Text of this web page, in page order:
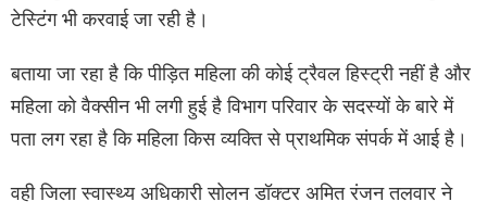
टेस्टिंग भी करवाई जा रही है।
बताया जा रहा है कि पीड़ित महिला की कोई ट्रैवल हिस्ट्री नहीं है और
महिला को वैक्सीन भी लगी हुई है विभाग परिवार के सदस्यों के बारे में
पता लग रहा है कि महिला किस व्यक्ति से प्राथमिक संपर्क में आई है।
वही जिला स्वास्थ्य अधिकारी सोलन डॉक्टर अमित रंजन तलवार ने